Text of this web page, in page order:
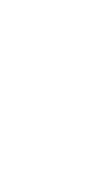
SUPERSONIC
biztosít,
nem kívánt